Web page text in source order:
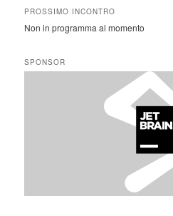
PROSSIMO INCONTRO
Non in programma al momento
SPONSOR